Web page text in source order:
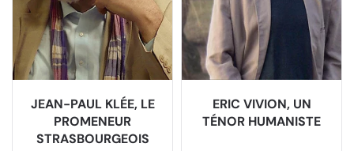
JEAN-PAUL KLÉE, LE
PROMENEUR
STRASBOURGEOIS
ERIC VIVION, UN
TÉNOR HUMANISTE